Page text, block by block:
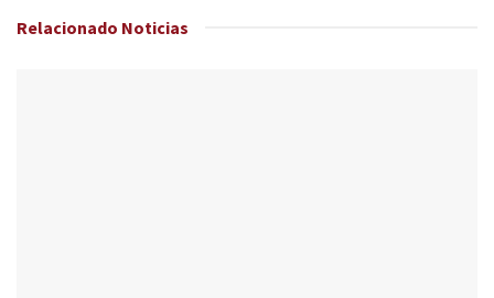
Relacionado Noticias